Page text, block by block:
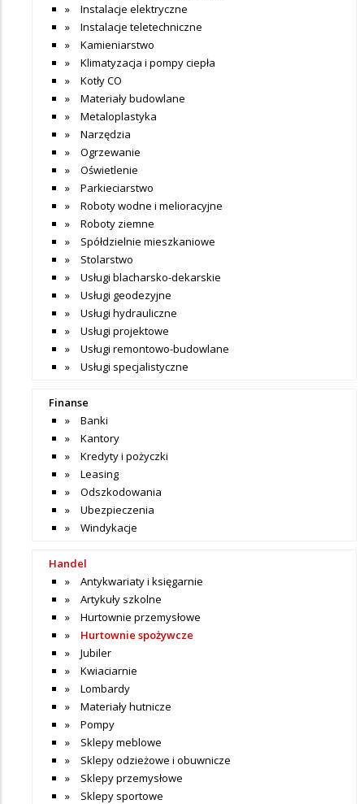
Instalacje elektryczne
Instalacje teletechniczne
Kamieniarstwo
Klimatyzacja i pompy ciepła
Kotły CO
Materiały budowlane
Metaloplastyka
Narzędzia
Ogrzewanie
Oświetlenie
Parkieciarstwo
Roboty wodne i melioracyjne
Roboty ziemne
Spółdzielnie mieszkaniowe
Stolarstwo
Usługi blacharsko-dekarskie
Usługi geodezyjne
Usługi hydrauliczne
Usługi projektowe
Usługi remontowo-budowlane
Usługi specjalistyczne
Finanse
Banki
Kantory
Kredyty i pożyczki
Leasing
Odszkodowania
Ubezpieczenia
Windykacje
Handel
Antykwariaty i księgarnie
Artykuły szkolne
Hurtownie przemysłowe
Hurtownie spożywcze
Jubiler
Kwiaciarnie
Lombardy
Materiały hutnicze
Pompy
Sklepy meblowe
Sklepy odzieżowe i obuwnicze
Sklepy przemysłowe
Sklepy sportowe